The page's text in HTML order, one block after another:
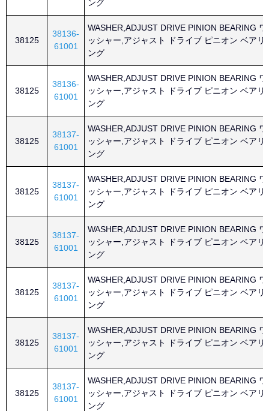
ング
38125
38136-
61001
WASHER,ADJUST DRIVE PINION BEARING ワ
ッシャー,アジャスト ドライブ ピニオン ベアリ
ング
38125
38136-
61001
WASHER,ADJUST DRIVE PINION BEARING ワ
ッシャー,アジャスト ドライブ ピニオン ベアリ
ング
38125
38137-
61001
WASHER,ADJUST DRIVE PINION BEARING ワ
ッシャー,アジャスト ドライブ ピニオン ベアリ
ング
38125
38137-
61001
WASHER,ADJUST DRIVE PINION BEARING ワ
ッシャー,アジャスト ドライブ ピニオン ベアリ
ング
38125
38137-
61001
WASHER,ADJUST DRIVE PINION BEARING ワ
ッシャー,アジャスト ドライブ ピニオン ベアリ
ング
38125
38137-
61001
WASHER,ADJUST DRIVE PINION BEARING ワ
ッシャー,アジャスト ドライブ ピニオン ベアリ
ング
38125
38137-
61001
WASHER,ADJUST DRIVE PINION BEARING ワ
ッシャー,アジャスト ドライブ ピニオン ベアリ
ング
38125
38137-
61001
WASHER,ADJUST DRIVE PINION BEARING ワ
ッシャー,アジャスト ドライブ ピニオン ベアリ
ング